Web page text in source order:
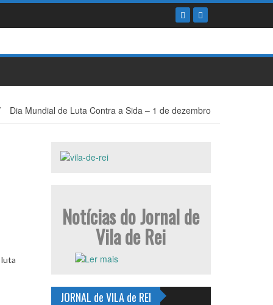
Dia Mundial de Luta Contra a Sida – 1 de dezembro
luta
Notícias do Jornal de
Vila de Rei
JORNAL de VILA de REI